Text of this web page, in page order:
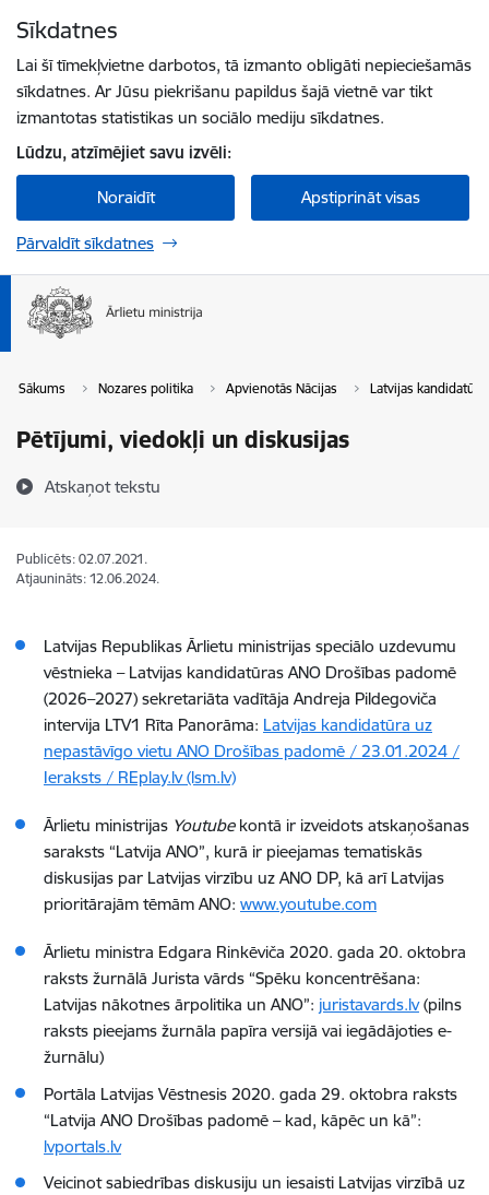
Sīkdatnes
Lai šī tīmekļvietne darbotos, tā izmanto obligāti nepieciešamās
sīkdatnes. Ar Jūsu piekrišanu papildus šajā vietnē var tikt
izmantotas statistikas un sociālo mediju sīkdatnes.
Lūdzu, atzīmējiet savu izvēli:
Noraidīt Apstiprināt visas
Pārvaldīt sīkdatnes
Sākums Nozares politika Apvienotās Nācijas Latvijas
Pētījumi, viedokļi un diskusijas
Atskaņot tekstu
Publicēts: 02.07.2021.
Atjaunināts: 12.06.2024.
Latvijas Republikas Ārlietu ministrijas speciālo uzdevumu
vēstnieka – Latvijas kandidatūras ANO Drošības padomē
(2026–2027) sekretariāta vadītāja Andreja Pildegoviča
intervija LTV1 Rīta Panorāma: Latvijas kandidatūra uz
nepastāvīgo vietu ANO Drošības padomē / 23.01.2024 /
Ieraksts / REplay.lv (lsm.lv)
Ārlietu ministrijas Youtubekontā ir izveidots atskaņošanas
saraksts “Latvija ANO”, kurā ir pieejamas tematiskās
diskusijas par Latvijas virzību uz ANO DP, kā arī Latvijas
prioritārajām tēmām ANO: www.youtube.com
Ārlietu ministra Edgara Rinkēviča 2020. gada 20. oktobra
raksts žurnālā Jurista vārds “Spēku koncentrēšana:
Latvijas nākotnes ārpolitika un ANO”: juristavards.lv(pilns
raksts pieejams žurnāla papīra versijā vai iegādājoties e-
žurnālu)
Portāla Latvijas Vēstnesis 2020. gada 29. oktobra raksts
“Latvija ANO Drošības padomē – kad, kāpēc un kā”:
lvportals.lv
Veicinot sabiedrības diskusiju un iesaisti Latvijas virzībā uz